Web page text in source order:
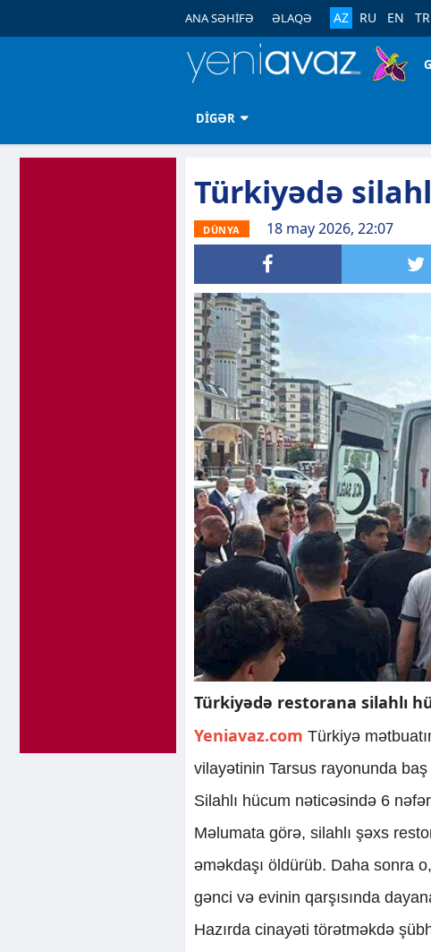
ANA SƏHİFƏ ƏLAQƏ AZ RU EN TR
DİGƏR
Türkiyədə
DÜNYA 18 may 2026, 22:07
Türkiyədə restorana silahlı
Yeniavaz.com Türkiyə
vilayətinin Tarsus rayonunda baş
Silahlı hücum nəticəsində 6
Məlumata görə, silahlı şəxs
əməkdaşı öldürüb. Daha sonra
gənci və evinin qarşısında
Hazırda cinayəti törətməkdə